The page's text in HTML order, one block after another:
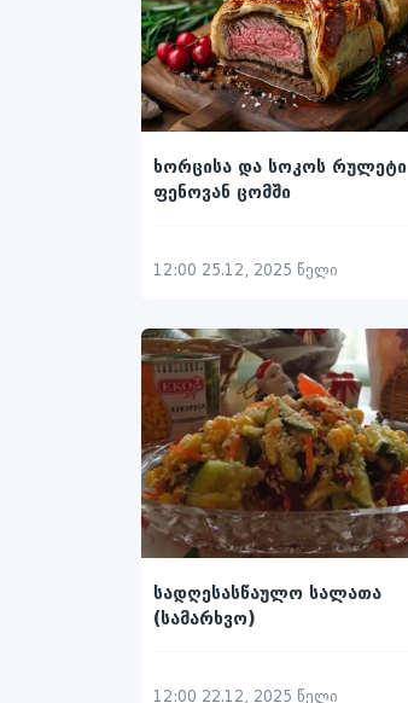
ხორცისა და სოკოს რულეტი
ფენოვან ცომში
12:00 25.12, 2025 წელი
სადღესასწაულო სალათა
(სამარხვო)
12:00 22.12, 2025 წელი